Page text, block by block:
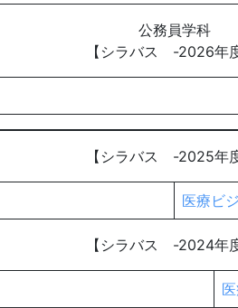
公務員学科
【シラバス -2026年
【シラバス -2025年
医療ビ
【シラバス -2024年